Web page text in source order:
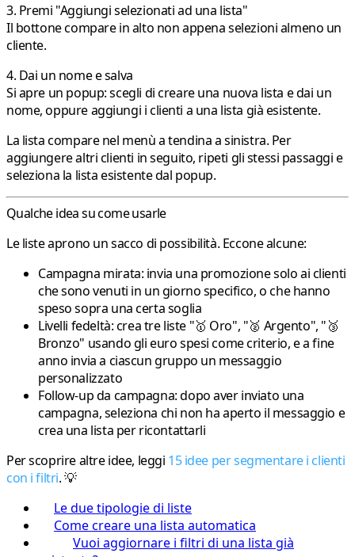
3. Premi "Aggiungi selezionati ad una lista"
Il bottone compare in alto non appena selezioni almeno un
cliente.
4. Dai un nome e salva
Si apre un popup: scegli dicreare una nuova lista e dai un
nome, oppureaggiungi i clienti a una lista già esistente.
La lista compare nel menù a tendina a sinistra. Per
aggiungere altri clienti in seguito, ripeti gli stessi passaggi e
seleziona la lista esistente dal popup.
Qualche idea su come usarle
Le liste aprono un sacco di possibilità. Eccone alcune:
Campagna mirata: invia una promozione solo ai clienti
che sono venuti in un giorno specifico, o che hanno
speso sopra una certa soglia
Livelli fedeltà: crea tre liste "🥇 Oro", "🥈 Argento", "🥉
Bronzo" usando gli euro spesi come criterio, e a fine
anno invia a ciascun gruppo un messaggio
personalizzato
Follow-up da campagna: dopo aver inviato una
campagna, seleziona chi non ha aperto il messaggio e
crea una lista per ricontattarli
Per scoprire altre idee, leggi 15 idee per segmentare i clienti
con i filtri. 💡
Le due tipologie di liste
Come creare una lista automatica
Vuoi aggiornare i filtri di una lista già